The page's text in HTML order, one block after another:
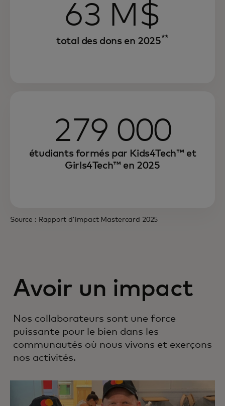
63 M$
total des dons en 2025**
279 000
étudiants formés par Kids4Tech™ et
Girls4Tech™ en 2025
Source : Rapport d'impact Mastercard 2025
Avoir un impact
Nos collaborateurs sont une force
puissante pour le bien dans les
communautés où nous vivons et exerçons
nos activités.